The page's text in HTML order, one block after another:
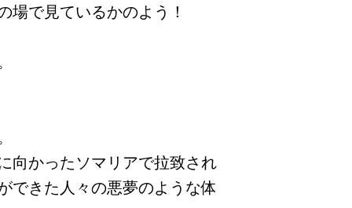
場で見ているかのよう！
向かったソマリアで拉致され
できた人々の悪夢のような体